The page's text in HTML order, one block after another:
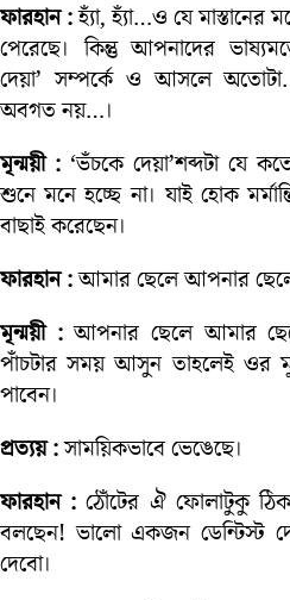
ফারহান :হ্যাঁ, হ্যাঁ…ও যে
পেরেছে। কিন্তু আপনাদের
দেয়া’ সম্পর্কে ও আসলে
অবগত নয়…।
মৃন্ময়ী : ‘ভঁচকে দেয়া’শব্দটা যে
শুনে মনে হচ্ছে না। যাই হোক
বাছাই করেছেন।
ফারহান :আমার ছেলে আপনার
মৃন্ময়ী :আপনার ছেলে আমার
পাঁচটার সময় আসুন তাহলেই ওর
পাবেন।
প্রত্যয় :সাময়িকভাবে ভেঙেছে।
ফারহান : ঠোঁটের ঐ ফোলাটুকু
বলছেন! ভালো একজন ডেন্টিস্ট
দেবো।